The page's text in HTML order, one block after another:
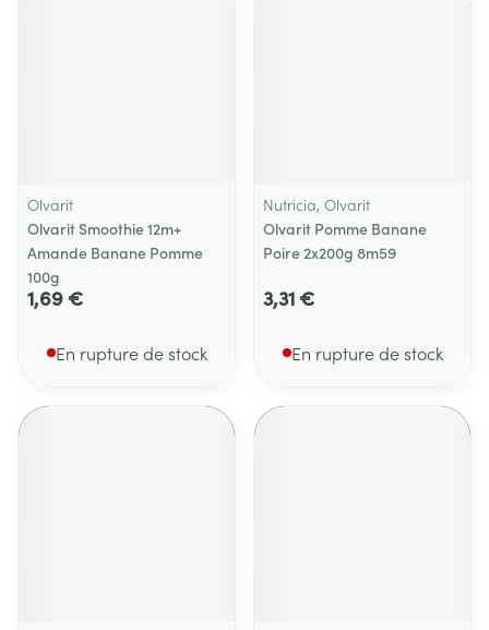
Olvarit
Olvarit Smoothie 12m+
Amande Banane Pomme
100g
1,69 €
En rupture de stock
Nutricia, Olvarit
Olvarit Pomme Banane
Poire 2x200g 8m59
3,31 €
En rupture de stock